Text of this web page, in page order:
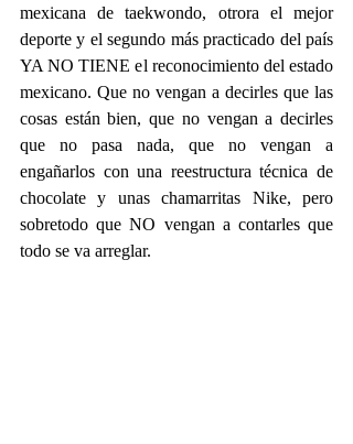
mexicana de taekwondo, otrora el mejor
deporte y el segundo más practicado del país
YA NO TIENE el reconocimiento del estado
mexicano. Que no vengan a decirles que las
cosas están bien, que no vengan a decirles
que no pasa nada, que no vengan a
engañarlos con una reestructura técnica de
chocolate y unas chamarritas Nike, pero
sobretodo que NO vengan a contarles que
todo se va arreglar.